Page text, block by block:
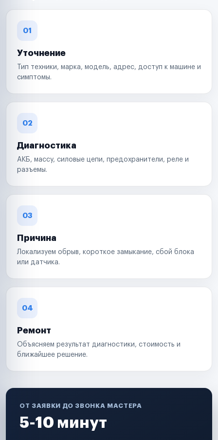
01
Уточнение
Тип техники, марка, модель, адрес, доступ к машине и
симптомы.
02
Диагностика
АКБ, массу, силовые цепи, предохранители, реле и
разъемы.
03
Причина
Локализуем обрыв, короткое замыкание, сбой блока
или датчика.
04
Ремонт
Объясняем результат диагностики, стоимость и
ближайшее решение.
ОТ ЗАЯВКИ ДО ЗВОНКА МАСТЕРА
5-10 минут